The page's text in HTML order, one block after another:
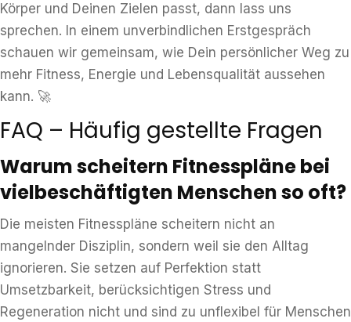
Körper und Deinen Zielen passt, dann lass uns
sprechen. In einem unverbindlichen Erstgespräch
schauen wir gemeinsam, wie Dein persönlicher Weg zu
mehr Fitness, Energie und Lebensqualität aussehen
kann. 🚀
FAQ – Häufig gestellte Fragen
Warum scheitern Fitnesspläne bei
vielbeschäftigten Menschen so oft?
Die meisten Fitnesspläne scheitern nicht an
mangelnder Disziplin, sondern weil sie den Alltag
ignorieren. Sie setzen auf Perfektion statt
Umsetzbarkeit, berücksichtigen Stress und
Regeneration nicht und sind zu unflexibel für Menschen